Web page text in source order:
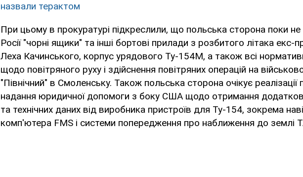
назвали терактом
При цьому в прокуратурі підкреслили, що польська сторона поки
Росії "чорні ящики" та інші бортові прилади з розбитого літака екс-
Леха Качинського, корпус урядового Ту-154М, а також всі
щодо повітряного руху і здійснення повітряних операцій на
"Північний" в Смоленську. Також польська сторона очікує реалізації
надання юридичної допомоги з боку США щодо отримання
та технічних даних від виробника пристроїв для Ту-154, зокрема
комп'ютера FMS і системи попередження про наближення до землі